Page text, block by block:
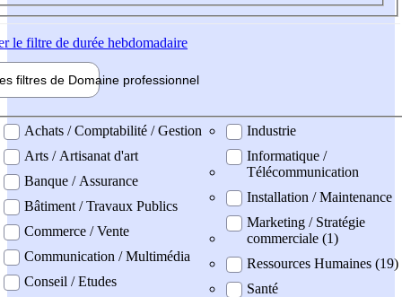
le filtre de durée hebdomadaire
filtres de Domaine professionnel
professionel
Achats / Comptabilité / Gestion
Arts / Artisanat d'art
Banque / Assurance
Bâtiment / Travaux Publics
Commerce / Vente
Communication / Multimédia
Conseil / Etudes
Industrie
Informatique /
Télécommunication
Installation / Maintenance
Marketing / Stratégie
commerciale (1)
Ressources Humaines (19)
Santé